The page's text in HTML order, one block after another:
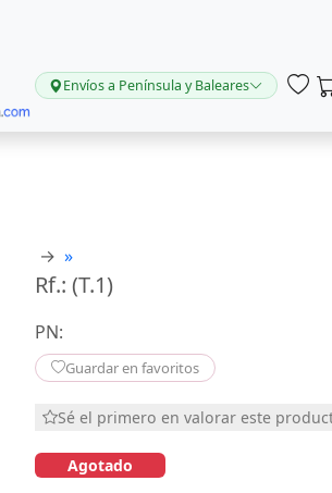
Envíos a Península y Baleares
→ »
Rf.: (T.1)
PN:
Guardar en favoritos
Sé el primero en valorar este
Agotado